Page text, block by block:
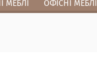
МЕБЛІ ОФІСНІ МЕБЛІ